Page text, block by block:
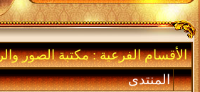
الأقسام الفرعية: مكتبة الصور
المنتدى